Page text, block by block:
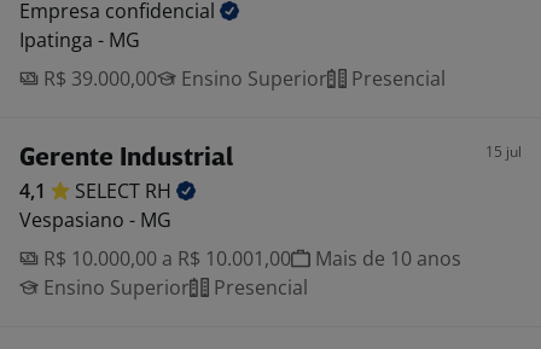
Empresa confidencial
Ipatinga - MG
R$ 39.000,00
Ensino Superior Presencial
Gerente Industrial 15 jul
4,1 SELECT RH
Vespasiano - MG
R$ 10.000,00 a R$ 10.001,00
Mais de 10 anos
Ensino Superior
Presencial